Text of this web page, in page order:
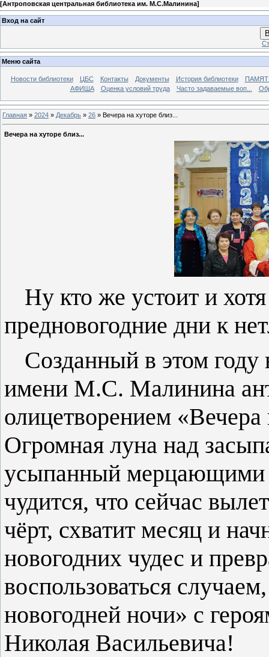
[Антроповская центральная библиотека им. М.С.Малинина]
Вход на сайт
Меню сайта
Новости библиотеки ЦБС Контакты Документы История библиотеки
АФИША
Оценка условий труда Часто задаваемые воп...
Главная » 2024 » Декабрь » 26 » Вечера на хуторе близ...
Вечера на хуторе близ...
Ну кто же устоит и
предновогодние дни к
Созданный в этом году
имени М.С. Малинина
олицетворением
Огромная луна над
усыпанный мерцающими
чудится, что сейчас
чёрт, схватит месяц и
новогодних чудес и
воспользоваться
новогодней ночи» с
Николая Васильевича!